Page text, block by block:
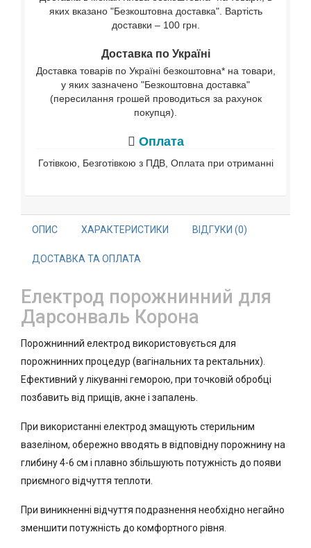
яких вказано "Безкоштовна доставка". Вартість
доставки – 100 грн.
Доставка по Україні
Доставка товарів по Україні безкоштовна* на товари,
у яких зазначено "Безкоштовна доставка"
(пересилання грошей проводиться за рахунок
покупця).
Оплата
Готівкою, Безготівкою з ПДВ, Оплата при отриманні
ОПИС ХАРАКТЕРИСТИКИ ВІДГУКИ (0)
ДОСТАВКА ТА ОПЛАТА
Електрод порожнинний для
Дарсонваль Корона
Порожнинний електрод використовується для
порожнинних процедур (вагінальних та ректальних).
Ефективний у лікуванні геморою, при точковій обробці
позбавить від прищів, акне і запалень.
При використанні електрод змащують стерильним
вазеліном, обережно вводять в відповідну порожнину на
глибину 4-6 см і плавно збільшують потужність до появи
приємного відчуття теплоти.
При виникненні відчуття подразнення необхідно негайно
зменшити потужність до комфортного рівня.